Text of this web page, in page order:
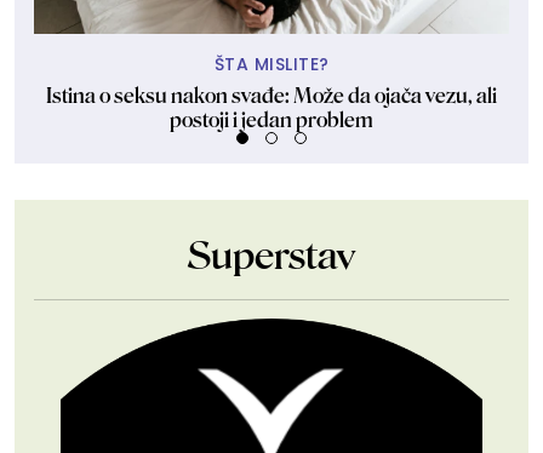
ŠTA MISLITE?
Istina o seksu nakon svađe: Može da ojača vezu, ali
postoji i jedan problem
Superstav